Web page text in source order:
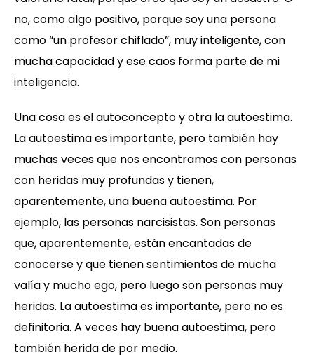
no, como algo positivo, porque soy una persona
como “un profesor chiflado”, muy inteligente, con
mucha capacidad y ese caos forma parte de mi
inteligencia.
Una cosa es el autoconcepto y otra la autoestima.
La autoestima es importante, pero también hay
muchas veces que nos encontramos con personas
con heridas muy profundas y tienen,
aparentemente, una buena autoestima. Por
ejemplo, las personas narcisistas. Son personas
que, aparentemente, están encantadas de
conocerse y que tienen sentimientos de mucha
valía y mucho ego, pero luego son personas muy
heridas. La autoestima es importante, pero no es
definitoria. A veces hay buena autoestima, pero
también herida de por medio.